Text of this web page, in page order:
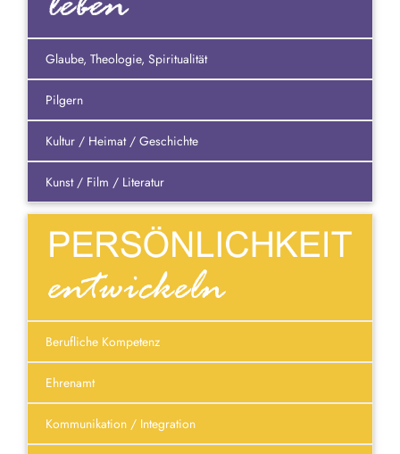
Glaube, Theologie, Spiritualität
Pilgern
Kultur / Heimat / Geschichte
Kunst / Film / Literatur
Berufliche Kompetenz
Ehrenamt
Kommunikation / Integration